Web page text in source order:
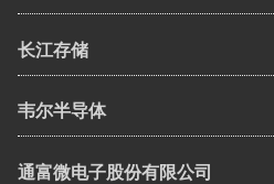
长江存储
韦尔半导体
通富微电子股份有限公司